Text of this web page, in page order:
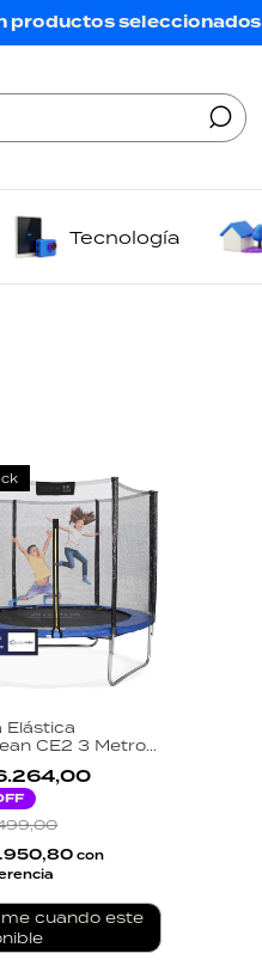
productos seleccionados
Tecnología
Elástica
CE2 3 Metros
180cm
Incluida
180kg Exterior
con
cuando este